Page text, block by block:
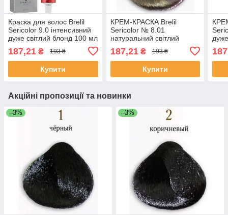
Краска для волос Brelil
Sericolor 9.0 інтенсивний
дуже світлий блонд 100 мл
187,21 ₴ 193 ₴
Купити
КРЕМ-КРАСКА Brelil
Sericolor № 8.01
натуральний світлий
попелястий блонд 100 мл
187,21₴ 193 ₴
Купити
Акційні пропозиції та новинки
–3% –3%